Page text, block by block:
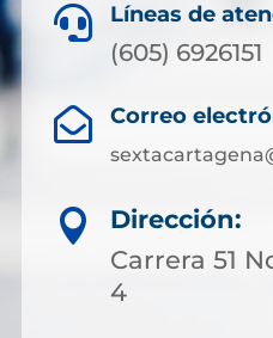
 Líneas de
(605) 6926151
 Correo

Dirección:
Carrera 51
4